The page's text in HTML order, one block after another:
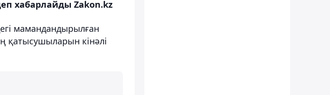
хабарлайды Zakon.kz
мамандандырылған
қатысушыларын кінәлі